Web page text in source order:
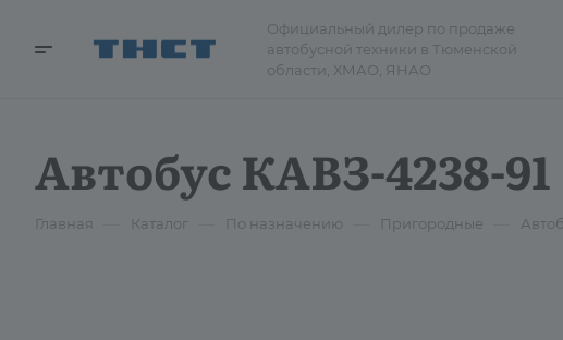
Официальный дилер по продаже
автобусной техники в Тюменской
области, ХМАО, ЯНАО
Автобус КАВЗ-4238-91
Главная Каталог По назначению Пригородные